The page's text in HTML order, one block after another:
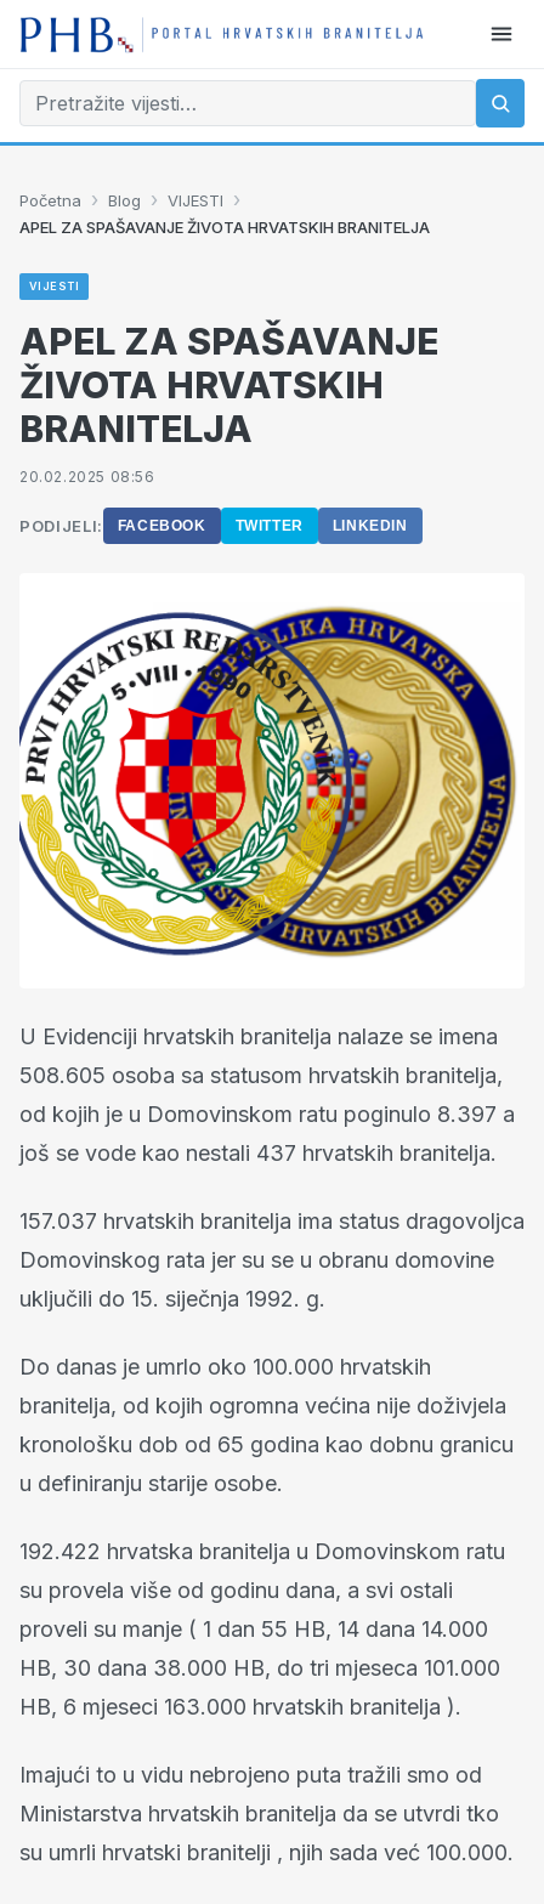
Početna › Blog › VIJESTI ›
APEL ZA SPAŠAVANJE ŽIVOTA HRVATSKIH BRANITELJA
VIJESTI
APEL ZA SPAŠAVANJE
ŽIVOTA HRVATSKIH
BRANITELJA
20.02.2025 08:56
PODIJELI: FACEBOOK TWITTER LINKEDIN
U Evidenciji hrvatskih branitelja nalaze se imena
508.605 osoba sa statusom hrvatskih branitelja,
od kojih je u Domovinskom ratu poginulo 8.397 a
još se vode kao nestali 437 hrvatskih branitelja.
157.037 hrvatskih branitelja ima status dragovoljca
Domovinskog rata jer su se u obranu domovine
uključili do 15. siječnja 1992. g.
Do danas je umrlo oko 100.000 hrvatskih
branitelja, od kojih ogromna većina nije doživjela
kronološku dob od 65 godina kao dobnu granicu
u definiranju starije osobe.
192.422 hrvatska branitelja u Domovinskom ratu
su provela više od godinu dana, a svi ostali
proveli su manje ( 1 dan 55 HB, 14 dana 14.000
HB, 30 dana 38.000 HB, do tri mjeseca 101.000
HB, 6 mjeseci 163.000 hrvatskih branitelja ).
Imajući to u vidu nebrojeno puta tražili smo od
Ministarstva hrvatskih branitelja da se utvrdi tko
su umrli hrvatski branitelji , njih sada već 100.000.